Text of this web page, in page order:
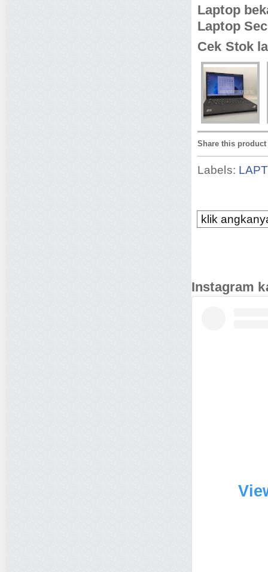
Laptop
Laptop
Cek Stok
Share this product
Labels:
klik
Instagram